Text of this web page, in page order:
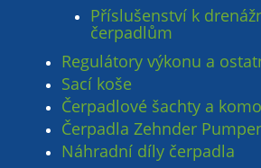
Příslušenství k
čerpadlům
Regulátory výkonu a
Sací koše
Čerpadlové šachty a
Čerpadla Zehnder
Náhradní díly čerpadla